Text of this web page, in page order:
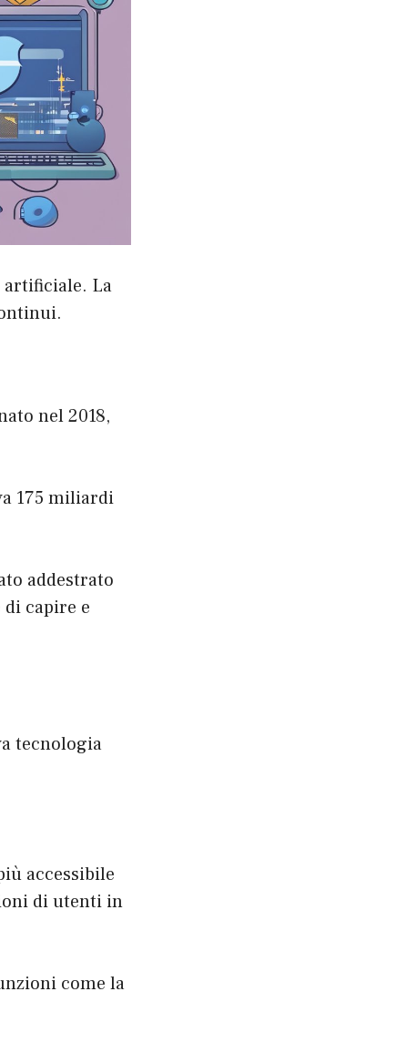
artificiale. La
nel 2018,
175 miliardi
addestrato
capire e
tecnologia
accessibile
di utenti in
come la